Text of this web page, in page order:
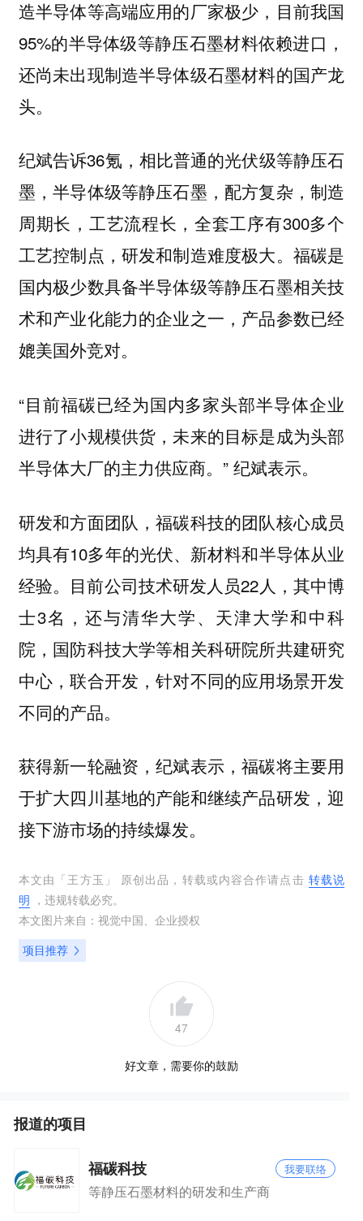
造半导体等高端应用的厂家极少，目前我国
95%的半导体级等静压石墨材料依赖进口，
还尚未出现制造半导体级石墨材料的国产龙
头。
纪斌告诉36氪，相比普通的光伏级等静压石
墨，半导体级等静压石墨，配方复杂，制造
周期长，工艺流程长，全套工序有300多个
工艺控制点，研发和制造难度极大。福碳是
国内极少数具备半导体级等静压石墨相关技
术和产业化能力的企业之一，产品参数已经
媲美国外竞对。
“目前福碳已经为国内多家头部半导体企业
进行了小规模供货，未来的目标是成为头部
半导体大厂的主力供应商。” 纪斌表示。
研发和方面团队，福碳科技的团队核心成员
均具有10多年的光伏、新材料和半导体从业
经验。目前公司技术研发人员22人，其中博
士3名，还与清华大学、天津大学和中科
院，国防科技大学等相关科研院所共建研究
中心，联合开发，针对不同的应用场景开发
不同的产品。
获得新一轮融资，纪斌表示，福碳将主要用
于扩大四川基地的产能和继续产品研发，迎
接下游市场的持续爆发。
本文由「 王方玉 」 原创出品，转载或内容合作请点击 转载说
明 ，违规转载必究。
本文图片来自： 视觉中国
企业授权
项目推荐
47
好文章，需要你的鼓励
报道的项目
福碳科技 我要联络
等静压石墨材料的研发和生产商